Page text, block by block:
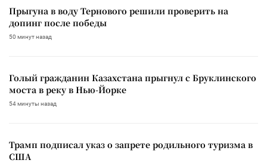
Прыгуна в воду Тернового решили проверить на
допинг после победы
50 минут назад
Голый гражданин Казахстана прыгнул с Бруклинского
моста в реку в Нью-Йорке
54 минуты назад
Трамп подписал указ о запрете родильного туризма в
США